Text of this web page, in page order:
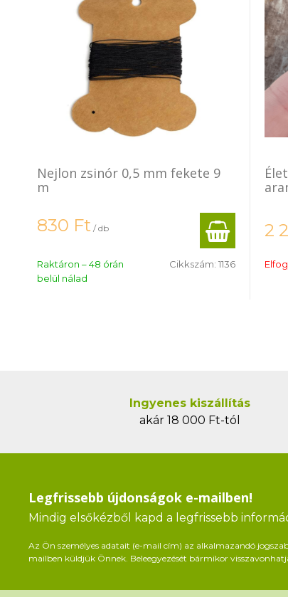
Nejlon zsinór 0,5 mm fekete 9
m
830 Ft / db
Raktáron – 48 órán
belül nálad
Cikkszám: 1136
2
Ingyenes kiszállítás
akár 18 000 Ft-tól
Legfrissebb újdonságok e-mailben!
Mindig elsőkézből kapd a legfrissebb
Az Ön személyes adatait (e-mail cím) az alkalmazandó
mailben küldjük Önnek. Beleegyezését bármikor